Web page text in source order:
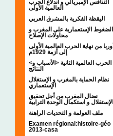
التنافس الإمبريالي و اندلاع الحرب
العالمية الأولى
اليقظة الفكرية بالمشرق العربي
الضغوط الإستعمارية على المغرب و
محاولات الإصلاح
أوربا من نهاية الحرب العالمية الأولى
إلى أزمة 1929م
<الحرب العالمية الثانية <الأسباب و
النتائج
نظام الحماية بالمغرب و الإستغلال
الإستعماري
نضال المغرب من أجل تحقيق
الإستقلال و استكمال الوحدة الترابية
ملف العولمة و التحديات الراهنة
Examen régional:histoire-géo
2013-casa